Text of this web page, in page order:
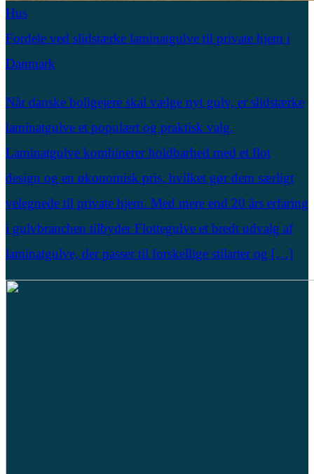
Hus
Fordele ved slidstærke laminatgulve til private hjem i
Danmark
Når danske boligejere skal vælge nyt gulv, er slidstærke
laminatgulve et populært og praktisk valg.
Laminatgulve kombinerer holdbarhed med et flot
design og en økonomisk pris, hvilket gør dem særligt
velegnede til private hjem. Med mere end 20 års erfaring
i gulvbranchen tilbyder Flottegulve et bredt udvalg af
laminatgulve, der passer til forskellige stilarter og […]